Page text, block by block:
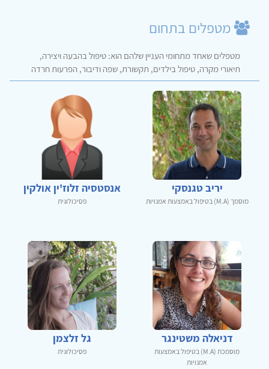
מטפלים בתחום
מטפלים שאחד מתחומי העניין שלהם הוא: טיפול בהבעה ויצירה,
תיאורי מקרה, טיפול בילדים, תקשורת, שפה ודיבור, הפרעות חרדה
יריב טגנסקי
מוסמך (M.A) בטיפול באמצעות אמנויות
אנסטסיה זלוז'ין אולקין
פסיכולוגית
דניאלה משטינגר
מוסמכת (M.A) בטיפול באמצעות
אמנויות
גל זלצמן
פסיכולוגית